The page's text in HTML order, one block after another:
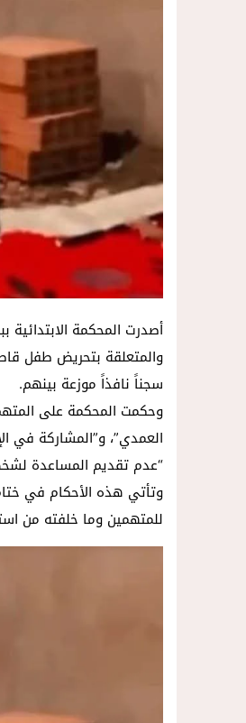
والمتعلقة بتحريض طفل
سجناً نافذاً موزعة بينهم.
وحكمت المحكمة على المتهم
“عدم تقديم المساعدة
وتأتي هذه الأحكام في
للمتهمين وما خلفته من